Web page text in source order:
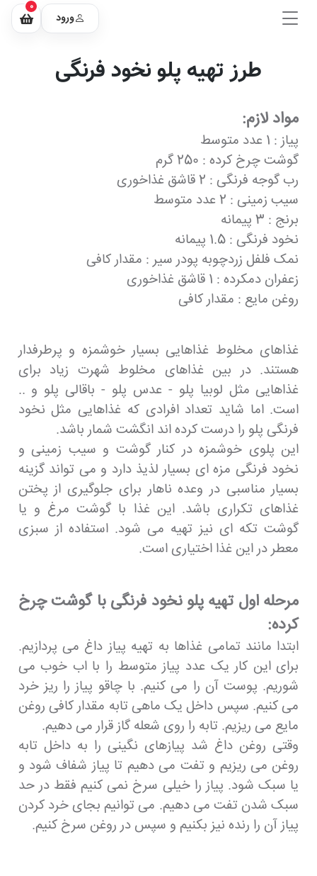
ورود
0
طرز تهیه پلو نخود فرنگی
مواد لازم:
پیاز : 1 عدد متوسط
گوشت چرخ کرده : 250 گرم
رب گوجه فرنگی : 2 قاشق غذاخوری
سیب زمینی : 2 عدد متوسط
برنج : 3 پیمانه
نخود فرنگی : 1.5 پیمانه
نمک فلفل زردچوبه پودر سیر : مقدار کافی
زعفران دمکرده : 1 قاشق غذاخوری
روغن مایع : مقدار کافی
غذاهای مخلوط غذاهایی بسیار خوشمزه و پرطرفدار
هستند. در بین غذاهای مخلوط شهرت زیاد برای
غذاهایی مثل لوبیا پلو - عدس پلو - باقالی پلو و ..
است. اما شاید تعداد افرادی که غذاهایی مثل نخود
فرنگی پلو را درست کرده اند انگشت شمار باشد.
این پلوی خوشمزه در کنار گوشت و سیب زمینی و
نخود فرنگی مزه ای بسیار لذیذ دارد و می تواند گزینه
بسیار مناسبی در وعده ناهار برای جلوگیری از پختن
غذاهای تکراری باشد. این غذا با گوشت مرغ و یا
گوشت تکه ای نیز تهیه می شود. استفاده از سبزی
معطر در این غذا اختیاری است.
مرحله اول تهیه پلو نخود فرنگی با گوشت چرخ
کرده:
ابتدا مانند تمامی غذاها به تهیه پیاز داغ می پردازیم.
برای این کار یک عدد پیاز متوسط را با اب خوب می
شوریم. پوست آن را می کنیم. با چاقو پیاز را ریز خرد
می کنیم. سپس داخل یک ماهی تابه مقدار کافی روغن
مایع می ریزیم. تابه را روی شعله گاز قرار می دهیم.
وقتی روغن داغ شد پیازهای نگینی را به داخل تابه
روغن می ریزیم و تفت می دهیم تا پیاز شفاف شود و
یا سبک شود. پیاز را خیلی سرخ نمی کنیم فقط در حد
سبک شدن تفت می دهیم. می توانیم بجای خرد کردن
پیاز آن را رنده نیز بکنیم و سپس در روغن سرخ کنیم.